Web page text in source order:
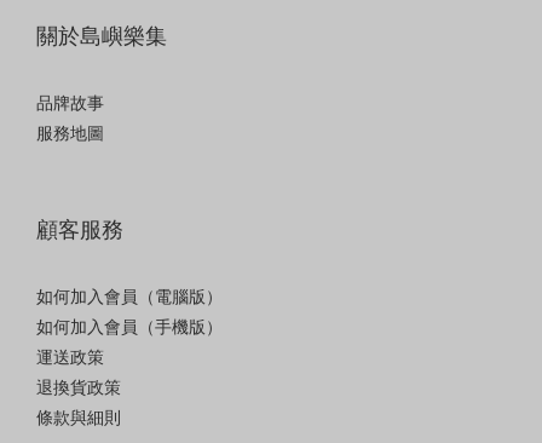
關於島嶼樂集
品牌故事
服務地圖
顧客服務
如何加入會員（電腦版）
如何加入會員（手機版）
運送政策
退換貨政策
條款與細則